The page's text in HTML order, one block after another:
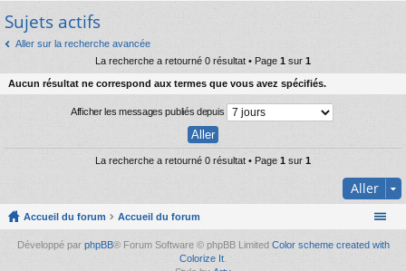
ci
s
s
Sujets actifs
Aller sur la recherche avancée
La recherche a retourné 0 résultat • Page 1 sur 1
Aucun résultat ne correspond aux termes que vous avez spécifiés.
Afficher les messages publiés depuis
La recherche a retourné 0 résultat • Page 1 sur 1
Aller
Accueil du forum Accueil du forum
Développé par phpBB® Forum Software © phpBB Limited Color scheme created with
Colorize It